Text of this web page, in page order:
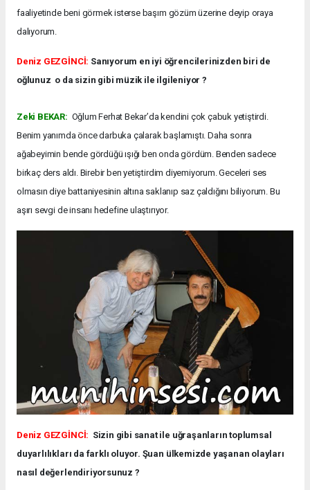
faaliyetinde beni görmek isterse başım gözüm üzerine deyip oraya
dalıyorum.
Deniz GEZGİNCİ: Sanıyorum en iyi öğrencilerinizden biri de
oğlunuz o da sizin gibi müzik ile ilgileniyor ?
Zeki BEKAR: Oğlum Ferhat Bekar’da kendini çok çabuk yetiştirdi.
Benim yanımda önce darbuka çalarak başlamıştı. Daha sonra
ağabeyimin bende gördüğü ışığı ben onda gördüm. Benden sadece
birkaç ders aldı. Birebir ben yetiştirdim diyemiyorum. Geceleri ses
olmasın diye battaniyesinin altına saklanıp saz çaldığını biliyorum. Bu
aşırı sevgi de insanı hedefine ulaştırıyor.
Deniz GEZGİNCİ: Sizin gibi sanat ile uğraşanların toplumsal
duyarlılıkları da farklı oluyor. Şuan ülkemizde yaşanan olayları
nasıl değerlendiriyorsunuz ?